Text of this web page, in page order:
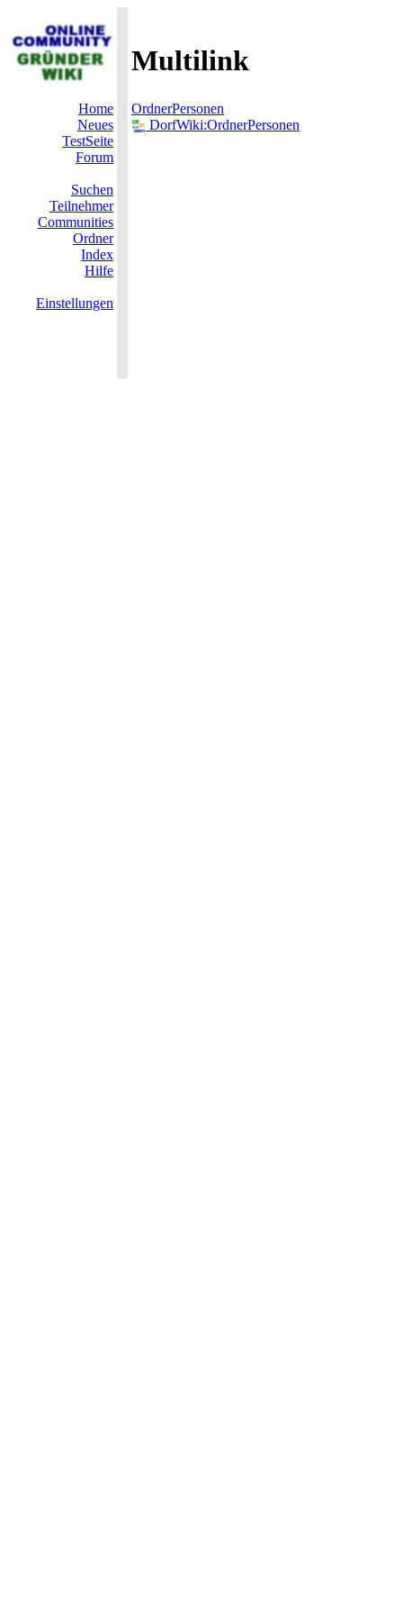
Multilink
Home
Neues
TestSeite
Forum
Suchen
Teilnehmer
Communities
Ordner
Index
Hilfe
Einstellungen
OrdnerPersonen
DorfWiki:OrdnerPersonen